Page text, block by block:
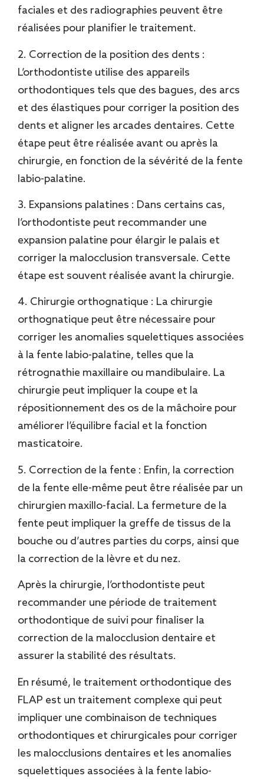
faciales et des radiographies peuvent être
réalisées pour planifier le traitement.
2. Correction de la position des dents :
L’orthodontiste utilise des appareils
orthodontiques tels que des bagues, des arcs
et des élastiques pour corriger la position des
dents et aligner les arcades dentaires. Cette
étape peut être réalisée avant ou après la
chirurgie, en fonction de la sévérité de la fente
labio-palatine.
3. Expansions palatines : Dans certains cas,
l’orthodontiste peut recommander une
expansion palatine pour élargir le palais et
corriger la malocclusion transversale. Cette
étape est souvent réalisée avant la chirurgie.
4. Chirurgie orthognatique : La chirurgie
orthognatique peut être nécessaire pour
corriger les anomalies squelettiques associées
à la fente labio-palatine, telles que la
rétrognathie maxillaire ou mandibulaire. La
chirurgie peut impliquer la coupe et la
répositionnement des os de la mâchoire pour
améliorer l’équilibre facial et la fonction
masticatoire.
5. Correction de la fente : Enfin, la correction
de la fente elle-même peut être réalisée par un
chirurgien maxillo-facial. La fermeture de la
fente peut impliquer la greffe de tissus de la
bouche ou d’autres parties du corps, ainsi que
la correction de la lèvre et du nez.
Après la chirurgie, l’orthodontiste peut
recommander une période de traitement
orthodontique de suivi pour finaliser la
correction de la malocclusion dentaire et
assurer la stabilité des résultats.
En résumé, le traitement orthodontique des
FLAP est un traitement complexe qui peut
impliquer une combinaison de techniques
orthodontiques et chirurgicales pour corriger
les malocclusions dentaires et les anomalies
squelettiques associées à la fente labio-